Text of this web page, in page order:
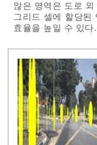
않은 영역은 도로
그리드 셀에 할당된
효율을 높일 수 있다